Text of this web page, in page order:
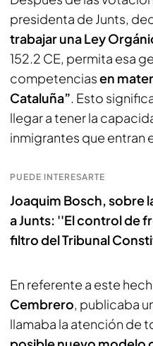
presidenta de Junts,
trabajar una Ley
152.2 CE, permita esa
competenciasen
Cataluña”. Esto
llegar a tener la
inmigrantes que entran
PUEDE INTERESARTE
Joaquim Bosch, sobre
a Junts: ''El control de
filtro del Tribunal
En referente a este
Cembrero, publicaba
llamaba la atención de